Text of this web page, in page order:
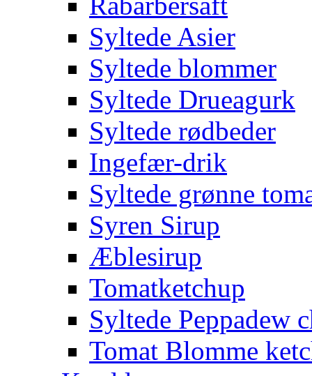
Syltede Asier
Syltede blommer
Syltede Drueagurk
Syltede rødbeder
Ingefær-drik
Syltede grønne
Syren Sirup
Æblesirup
Tomatketchup
Syltede Peppadew
Tomat Blomme